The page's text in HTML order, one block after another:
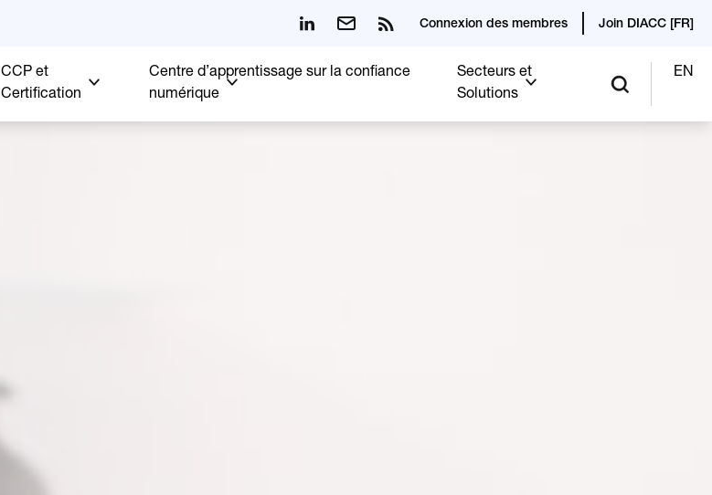
Connexion des membres Join DIACC [FR]
CCP et
Certification
Centre d’apprentissage sur la confiance
numérique
Secteurs et
Solutions
EN